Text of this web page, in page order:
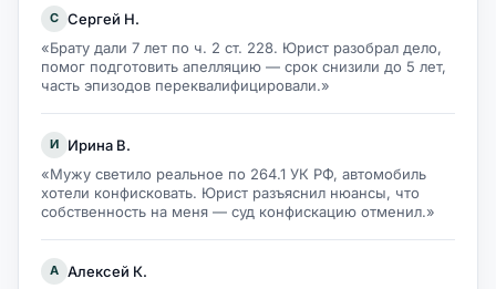
С Сергей Н.
«Брату дали 7 лет по ч. 2 ст. 228. Юрист разобрал дело,
помог подготовить апелляцию — срок снизили до 5 лет,
часть эпизодов переквалифицировали.»
И
Ирина В.
«Мужу светило реальное по 264.1 УК РФ, автомобиль
хотели конфисковать. Юрист разъяснил нюансы, что
собственность на меня — суд конфискацию отменил.»
А Алексей К.